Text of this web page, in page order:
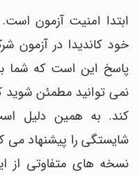
ابتدا امنیت آزمون
خود کاندیدا در
پاسخ این است که شما
نمی توانید مطمئن شوید
کند. به همین دلیل
شایستگی را پیشنهاد می
نسخه های متفاوتی از